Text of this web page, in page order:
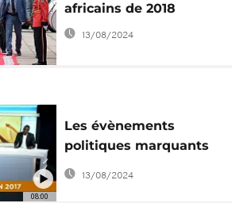
africains de 2018
13/08/2024
08:00
Les évènements
politiques marquants
de l'année 2017 en
Afrique de l'est
13/08/2024